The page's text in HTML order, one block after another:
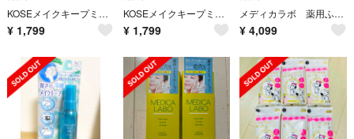
KOSEメイクキープミストEXクール新品
¥ 1,799
KOSEメイクキープミストEXクール新品
¥ 1,799
メディカラボ 薬用ふきとりローション コラリッチ ナノックス おまとめ
¥ 4,099